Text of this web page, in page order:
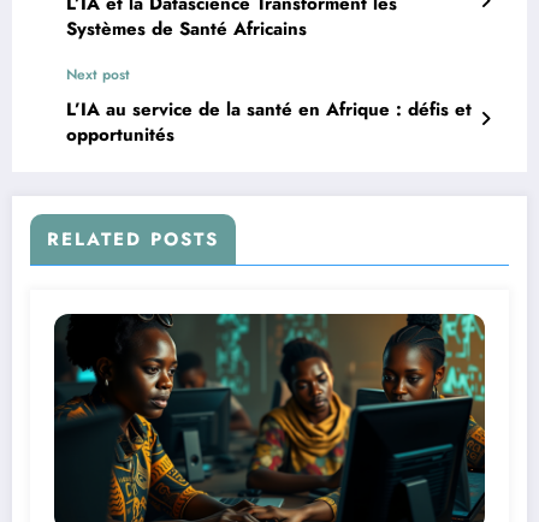
Systèmes de Santé Africains
Next post
L’IA au service de la santé en Afrique : défis et
opportunités
RELATED POSTS